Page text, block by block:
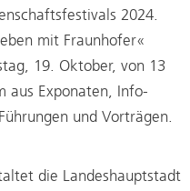
2024.
mit Fraunhofer«
19. Oktober, von 13
aus Exponaten, Info-
und Vorträgen.
die Landeshauptstadt